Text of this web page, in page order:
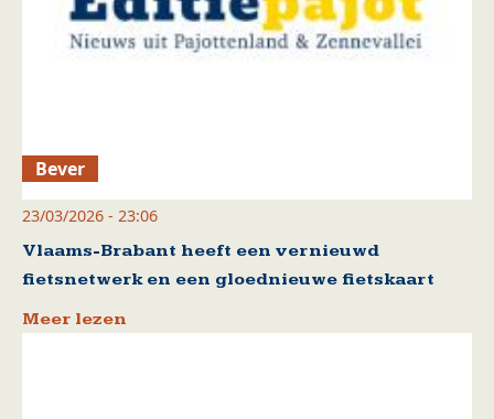
Bever
23/03/2026 - 23:06
Vlaams-Brabant heeft een vernieuwd
fietsnetwerk en een gloednieuwe fietskaart
Meer lezen